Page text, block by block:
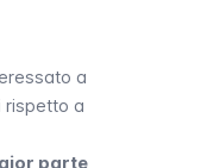
a
rispetto a
parte